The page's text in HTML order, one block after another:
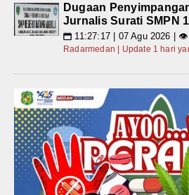
Dugaan
Jurnalis Surati SMPN
📅 11:27:17 | 07 Agu 2026 |
Radarmedan | Update 1 hari